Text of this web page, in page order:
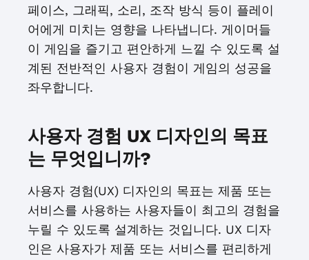
페이스, 그래픽, 소리, 조작 방식 등이 플레이
어에게 미치는 영향을 나타냅니다. 게이머들
이 게임을 즐기고 편안하게 느낄 수 있도록 설
계된 전반적인 사용자 경험이 게임의 성공을
좌우합니다.
사용자 경험 UX 디자인의 목표
는 무엇입니까?
사용자 경험(UX) 디자인의 목표는 제품 또는
서비스를 사용하는 사용자들이 최고의 경험을
누릴 수 있도록 설계하는 것입니다. UX 디자
인은 사용자가 제품 또는 서비스를 편리하게